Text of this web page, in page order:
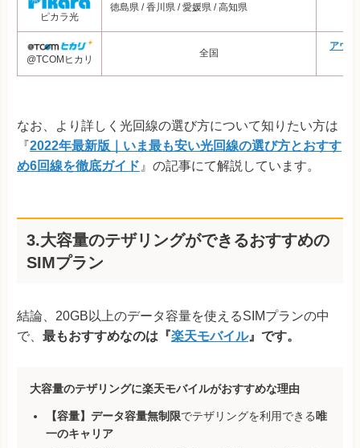
ピカラ光
徳島県 / 香川県 / 愛媛県 / 高知県
@TCOMヒカリ
全国
アウ
なお、より詳しく光回線の選び方について知りたい方は
『2022年最新版｜いま最も安い光回線の選び方とおすす
め6回線を徹底ガイド 』の記事にて解説しています。
3.大容量のテザリングができるおすすめの
SIMプラン
結論、20GB以上のデータ容量を使えるSIMプランの中
で、 最もおすすめなのは『楽天モバイル』です。
大容量のテザリングに楽天モバイルがおすすめな理由
【容量】データ容量無制限でテザリングを利用できる 唯
一のキャリア